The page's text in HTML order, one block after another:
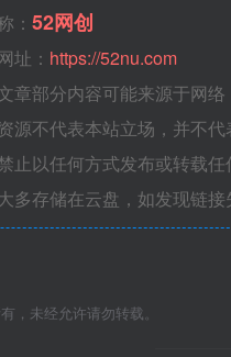
： 52网创
址： https://52nu.com
章部分内容可能来源于网
源不代表本站立场，并不代
止以任何方式发布或转载
多存储在云盘，如发现链
，未经允许请勿转载。